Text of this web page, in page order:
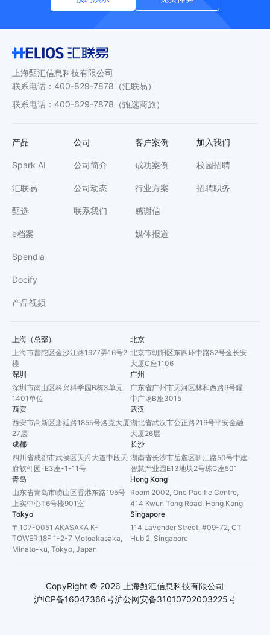
上海甄汇信息科技有限公司
联系电话 ： 400-829-7878 （汇联易）
联系电话 ： 400-629-7878 （甄选商旅）
产品
Spark AI
汇联易
甄选
e档案
Spendia
Docify
产品视频
公司
公司简介
公司动态
联系我们
客户案例
成功案例
行业方案
感谢信
媒体报道
加入我们
校园招聘
招聘职务
上海（总部）
上海市普陀区金沙江路1977弄16号2
楼
北京
北京市朝阳区东四环中路82号金长安
大厦C座1106
深圳
深圳市南山区科兴科学园B栋3单元
1401单位
广州
广东省广州市天河区林和西路9号耀
中广场B座3015
西安
西安市高新区唐延路1855号洛克大厦
27层
武汉
湖北省武汉市公正路216号平安金融
大厦26层
成都
四川省成都市武侯区天府大道中段天
府软件园-E3座-1-11号
长沙
湖南省长沙市岳麓区靳江路50号中建
智慧产业园E13地块2号栋C座501
青岛
山东省青岛市崂山区香港东路195号
上实中心T6号楼901室
Hong Kong
Room 2002, One Pacific Centre,
414 Kwun Tong Road, Hong Kong
Tokyo
〒107-0051 AKASAKA K-
TOWER,18F 1-2-7 Motoakasaka,
Minato-ku, Tokyo, Japan
Singapore
114 Lavender Street, #09-72, CT
Hub 2, Singapore
沪ICP备16047366号沪公网安备31010702003225号
CopyRight © 2026 上海甄汇信息科技有限公司